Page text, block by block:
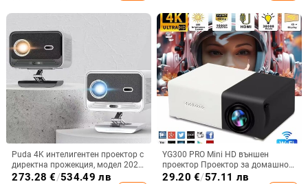
Puda 4K интелигентен проектор с
директна прожекция, модел 2025,
55W, Guangdong
273.28 €/534.49 лв
YG300 PRO Mini HD външен
проектор Проектор за домашно
кино Мини преносим YG300 LED
29.20 €/57.11 лв